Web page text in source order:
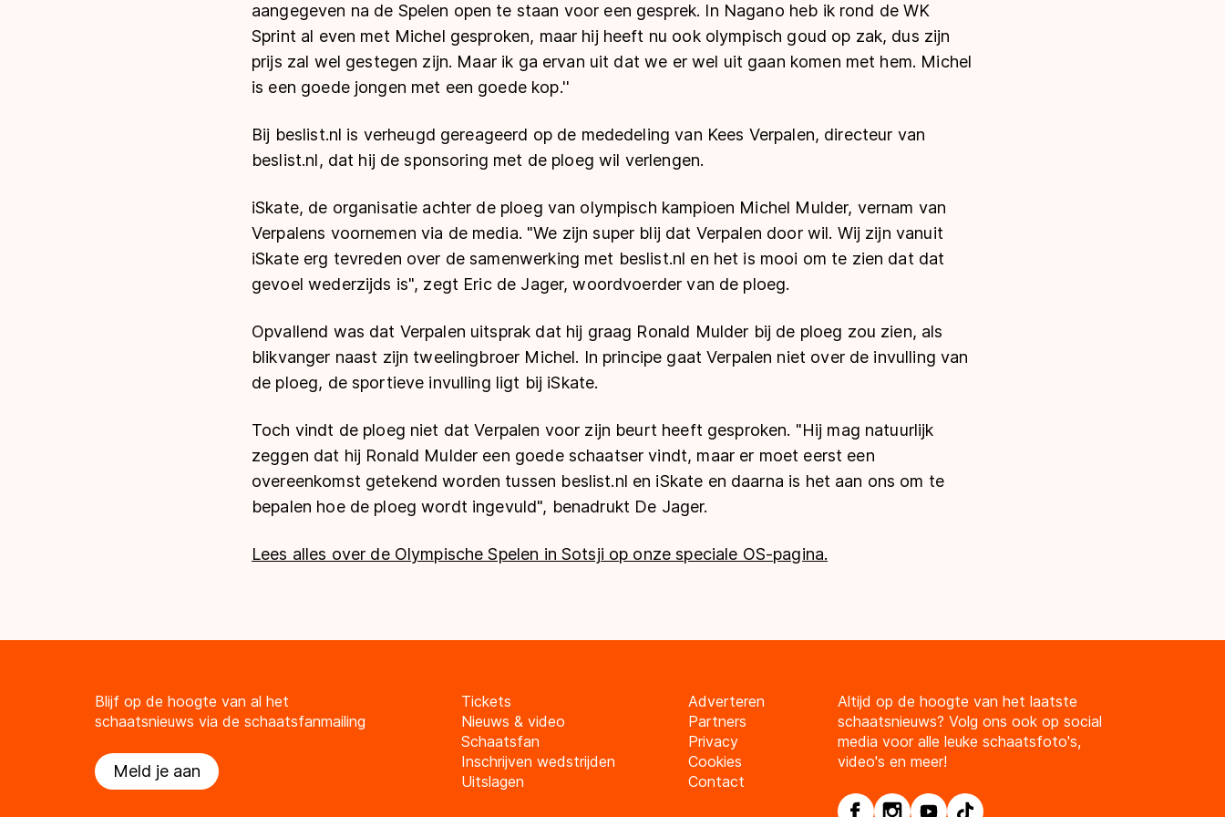
aangegeven na de Spelen open te staan voor een gesprek. In Nagano heb ik rond de WK
Sprint al even met Michel gesproken, maar hij heeft nu ook olympisch goud op zak, dus zijn
prijs zal wel gestegen zijn. Maar ik ga ervan uit dat we er wel uit gaan komen met hem. Michel
is een goede jongen met een goede kop.''
Bij beslist.nl is verheugd gereageerd op de mededeling van Kees Verpalen, directeur van
beslist.nl, dat hij de sponsoring met de ploeg wil verlengen.
iSkate, de organisatie achter de ploeg van olympisch kampioen Michel Mulder, vernam van
Verpalens voornemen via de media. "We zijn super blij dat Verpalen door wil. Wij zijn vanuit
iSkate erg tevreden over de samenwerking met beslist.nl en het is mooi om te zien dat dat
gevoel wederzijds is", zegt Eric de Jager, woordvoerder van de ploeg.
Opvallend was dat Verpalen uitsprak dat hij graag Ronald Mulder bij de ploeg zou zien, als
blikvanger naast zijn tweelingbroer Michel. In principe gaat Verpalen niet over de invulling van
de ploeg, de sportieve invulling ligt bij iSkate.
Toch vindt de ploeg niet dat Verpalen voor zijn beurt heeft gesproken. "Hij mag natuurlijk
zeggen dat hij Ronald Mulder een goede schaatser vindt, maar er moet eerst een
overeenkomst getekend worden tussen beslist.nl en iSkate en daarna is het aan ons om te
bepalen hoe de ploeg wordt ingevuld", benadrukt De Jager.
Lees alles over de Olympische Spelen in Sotsji op onze speciale OS-pagina.
Blijf op de hoogte van al het
schaatsnieuws via de schaatsfanmailing
Meld je aan
Tickets
Nieuws & video
Schaatsfan
Inschrijven wedstrijden
Uitslagen
Adverteren
Partners
Privacy
Cookies
Contact
Altijd op de hoogte van het laatste
schaatsnieuws? Volg ons ook op social
media voor alle leuke schaatsfoto's,
video's en meer!